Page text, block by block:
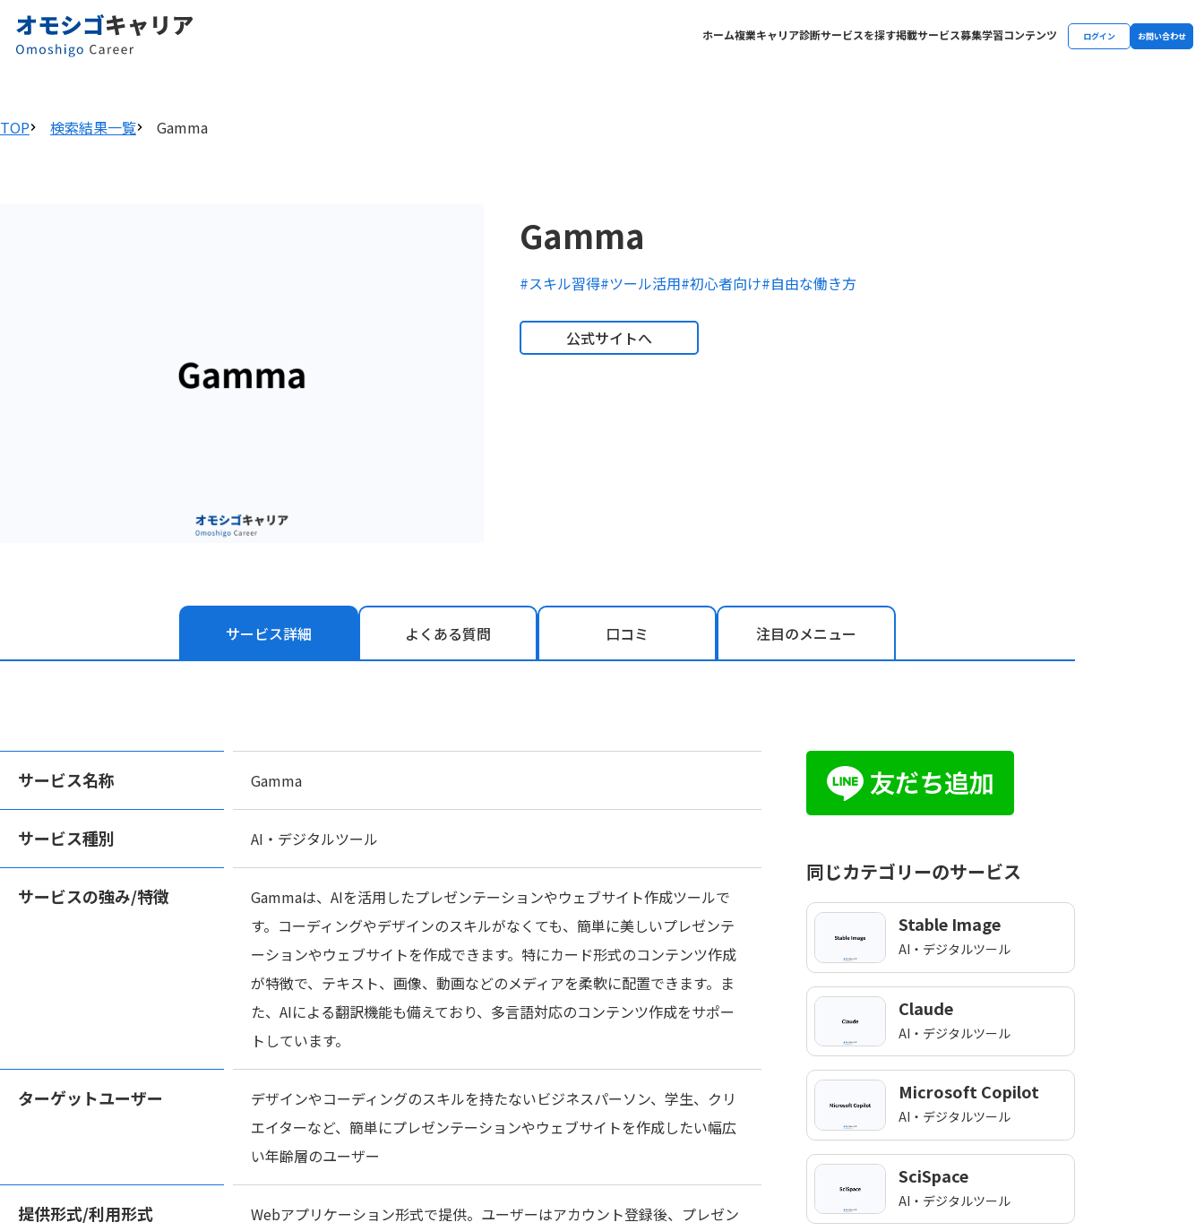
ホーム複業キャリア診断サービスを探す掲載サービス募集学習コンテンツ ログイン お問い合わせ
TOP 検索結果一覧 Gamma
Gamma
#スキル習得#ツール活用#初心者向け#自由な働き方
公式サイトへ
サービス詳細 よくある質問 口コミ 注目のメニュー
サービス名称 Gamma
サービス種別 AI・デジタルツール
サービスの強み/特徴
Gammaは、AIを活用したプレゼンテーションやウェブサイト作成ツールで
す。コーディングやデザインのスキルがなくても、簡単に美しいプレゼンテ
ーションやウェブサイトを作成できます。特にカード形式のコンテンツ作成
が特徴で、テキスト、画像、動画などのメディアを柔軟に配置できます。ま
た、AIによる翻訳機能も備えており、多言語対応のコンテンツ作成をサポー
トしています。
ターゲットユーザー
デザインやコーディングのスキルを持たないビジネスパーソン、学生、クリ
エイターなど、簡単にプレゼンテーションやウェブサイトを作成したい幅広
い年齢層のユーザー
提供形式/利用形式
Webアプリケーション形式で提供。ユーザーはアカウント登録後、プレゼン
同じカテゴリーのサービス
Stable Image
AI・デジタルツール
Claude
AI・デジタルツール
Microsoft Copilot
AI・デジタルツール
SciSpace
AI・デジタルツール